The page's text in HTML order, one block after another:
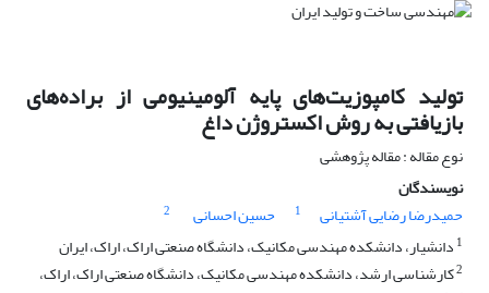
تولید کامپوزیت‌های پایه آلومینیومی از براده‌های
بازیافتی به روش اکستروژن داغ
نوع مقاله : مقاله پژوهشی
نویسندگان
حمیدرضا رضایی آشتیانی
1 حسین احسانی
2
1 دانشیار، دانشکده مهندسی مکانیک، دانشگاه صنعتی اراک، اراک، ایران
2کارشناسی ارشد، دانشکده مهندسی مکانیک، دانشگاه صنعتی اراک، اراک،